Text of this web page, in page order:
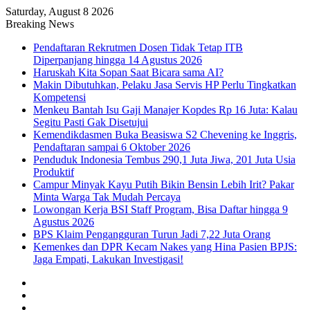
Saturday, August 8 2026
Breaking News
Pendaftaran Rekrutmen Dosen Tidak Tetap ITB
Diperpanjang hingga 14 Agustus 2026
Haruskah Kita Sopan Saat Bicara sama AI?
Makin Dibutuhkan, Pelaku Jasa Servis HP Perlu Tingkatkan
Kompetensi
Menkeu Bantah Isu Gaji Manajer Kopdes Rp 16 Juta: Kalau
Segitu Pasti Gak Disetujui
Kemendikdasmen Buka Beasiswa S2 Chevening ke Inggris,
Pendaftaran sampai 6 Oktober 2026
Penduduk Indonesia Tembus 290,1 Juta Jiwa, 201 Juta Usia
Produktif
Campur Minyak Kayu Putih Bikin Bensin Lebih Irit? Pakar
Minta Warga Tak Mudah Percaya
Lowongan Kerja BSI Staff Program, Bisa Daftar hingga 9
Agustus 2026
BPS Klaim Pengangguran Turun Jadi 7,22 Juta Orang
Kemenkes dan DPR Kecam Nakes yang Hina Pasien BPJS:
Jaga Empati, Lakukan Investigasi!